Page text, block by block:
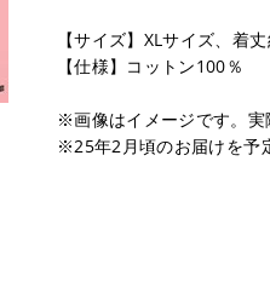
【サイズ】XLサイズ、
【仕様】コットン100％
※画像はイメージです。実
※25年2月頃のお届けを予